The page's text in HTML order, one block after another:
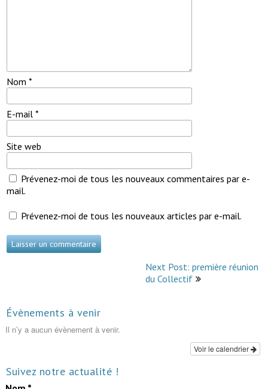
Nom *
E-mail *
Site web
Prévenez-moi de tous les nouveaux commentaires par e-
mail.
Prévenez-moi de tous les nouveaux articles par e-mail.
Next Post: première réunion
du Collectif
Évènements à venir
Il n’y a aucun évènement à venir.
Voir le calendrier
Suivez notre actualité !